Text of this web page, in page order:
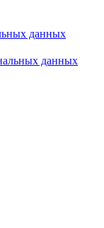
данных
данных